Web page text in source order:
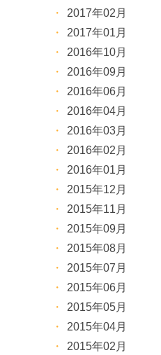
2017年02月
2017年01月
2016年10月
2016年09月
2016年06月
2016年04月
2016年03月
2016年02月
2016年01月
2015年12月
2015年11月
2015年09月
2015年08月
2015年07月
2015年06月
2015年05月
2015年04月
2015年02月